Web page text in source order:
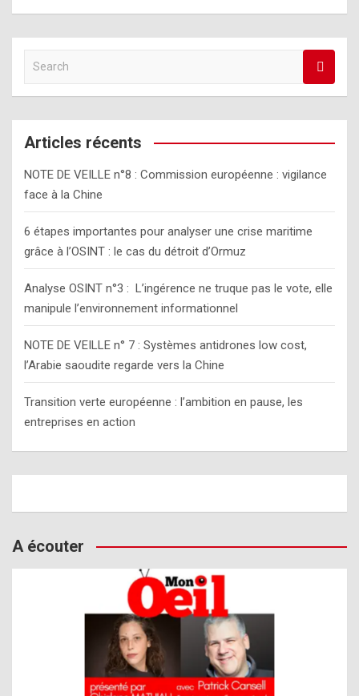
a
r
c
Articles récents
NOTE DE VEILLE n°8 : Commission européenne : vigilance
face à la Chine
6 étapes importantes pour analyser une crise maritime
grâce à l’OSINT : le cas du détroit d’Ormuz
Analyse OSINT n°3 : L’ingérence ne truque pas le vote, elle
manipule l’environnement informationnel
NOTE DE VEILLE n° 7 : Systèmes antidrones low cost,
l’Arabie saoudite regarde vers la Chine
Transition verte européenne : l’ambition en pause, les
entreprises en action
A écouter